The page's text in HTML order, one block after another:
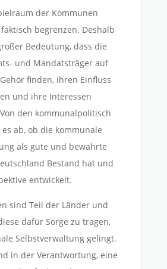
der Kommunen
begrenzen. Deshalb
Bedeutung, dass die
und Mandatsträger auf
finden, ihren Einfluss
und ihre Interessen
den kommunalpolitisch
ab, ob die kommunale
als gute und bewährte
Bestand hat und
entwickelt.
sind Teil der Länder und
dafür Sorge zu tragen,
Selbstverwaltung gelingt.
in der Verantwortung, eine